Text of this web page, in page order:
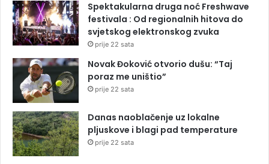
Spektakularna druga noć Freshwave
festivala : Od regionalnih hitova do
svjetskog elektronskog zvuka
prije 22 sata
Novak Đoković otvorio dušu: “Taj
poraz me uništio”
prije 22 sata
Danas naoblačenje uz lokalne
pljuskove i blagi pad temperature
prije 22 sata